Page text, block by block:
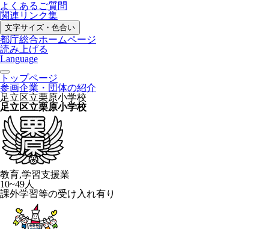
よくあるご質問
関連リンク集
文字サイズ・色合い
都庁総合ホームページ
読み上げる
Language
トップページ
参画企業・団体の紹介
足立区立栗原小学校
足立区立栗原小学校
教育,学習支援業
10~49人
課外学習等の受け入れ有り